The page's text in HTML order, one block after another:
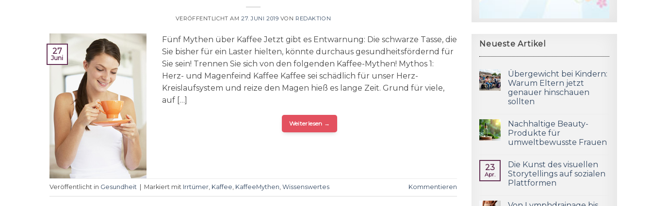
VERÖFFENTLICHT AM 27. JUNI 2019 VON REDAKTION
27
Juni
Fünf Mythen über Kaffee Jetzt gibt es Entwarnung: Die schwarze Tasse, die
Sie bisher für ein Laster hielten, könnte durchaus gesundheitsfördernd für
Sie sein! Trennen Sie sich von den folgenden Kaffee-Mythen! Mythos 1:
Herz- und Magenfeind Kaffee Kaffee sei schädlich für unser Herz-
Kreislaufsystem und reize den Magen hieß es lange Zeit. Grund für viele,
auf […]
Weiterlesen →
Veröffentlicht in Gesundheit Markiert mit Irrtümer Kaffee KaffeeMythen Wissenswertes Kommentieren
Neueste Artikel
Übergewicht bei Kindern:
Warum Eltern jetzt
genauer hinschauen
sollten
Nachhaltige Beauty-
Produkte für
umweltbewusste Frauen
23
Apr.
Die Kunst des visuellen
Storytellings auf sozialen
Plattformen